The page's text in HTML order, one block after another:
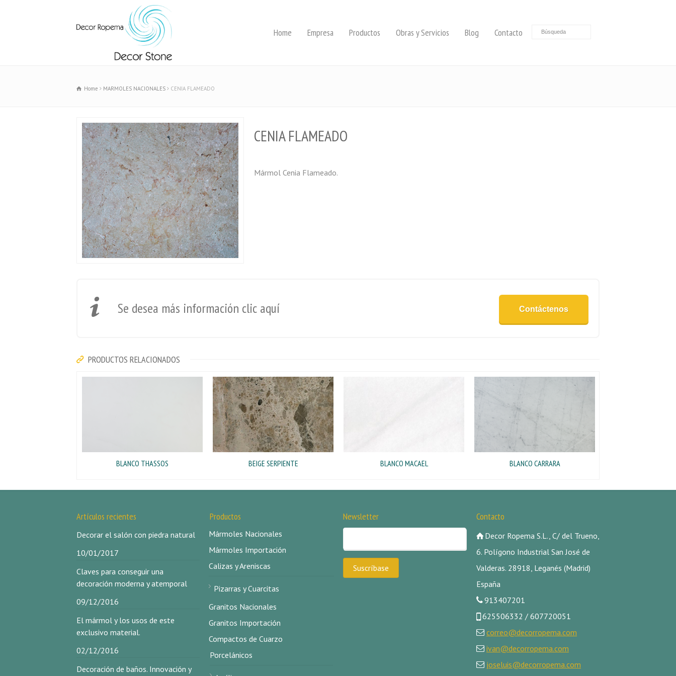
Home Empresa Productos Obras y Servicios Blog Contacto
Home MARMOLES NACIONALES CENIA FLAMEADO
CENIA FLAMEADO
Mármol Cenia Flameado.
Contáctenos
Se desea más información clic aquí
PRODUCTOS RELACIONADOS
BLANCO THASSOS BEIGE SERPIENTE BLANCO MACAEL BLANCO CARRARA
Artículos recientes
Decorar el salón con piedra natural
10/01/2017
Claves para conseguir una
decoración moderna y atemporal
09/12/2016
El mármol y los usos de este
exclusivo material.
02/12/2016
Decoración de baños. Innovación y
Productos
Mármoles Nacionales
Mármoles Importación
Calizas y Areniscas
Pizarras y Cuarcitas
Granitos Nacionales
Granitos Importación
Compactos de Cuarzo
Porcelánicos
Newsletter Contacto
Decor Ropema S.L., C/ del Trueno,
6. Polígono Industrial San José de
Valderas. 28918, Leganés (Madrid)
España
913407201
625506332 / 607720051
correo@decorropema.com
ivan@decorropema.com
joseluis@decorropema.com